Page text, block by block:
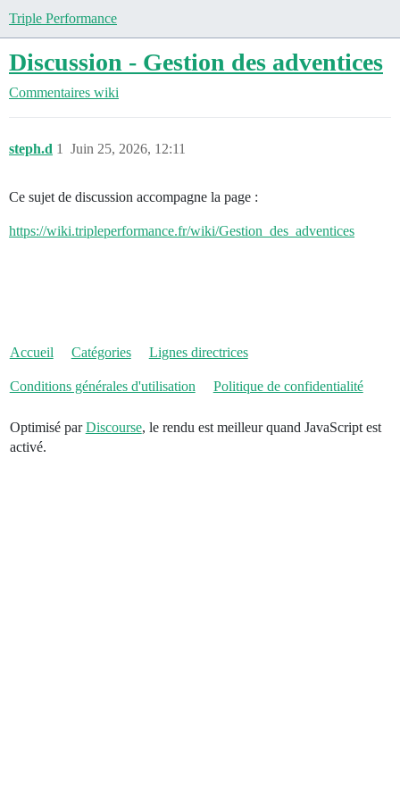
Triple Performance
Discussion - Gestion des adventices
Commentaires wiki
steph.d Juin 25, 2026, 12:11
1
Ce sujet de discussion accompagne la page :
https://wiki.tripleperformance.fr/wiki/Gestion_des_adventices
Accueil Catégories Lignes directrices
Conditions générales d'utilisation Politique de confidentialité
Optimisé parDiscourse, le rendu est meilleur quand JavaScript est
activé.